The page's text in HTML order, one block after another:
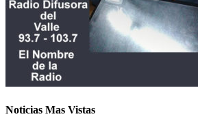
Noticias Mas Vistas